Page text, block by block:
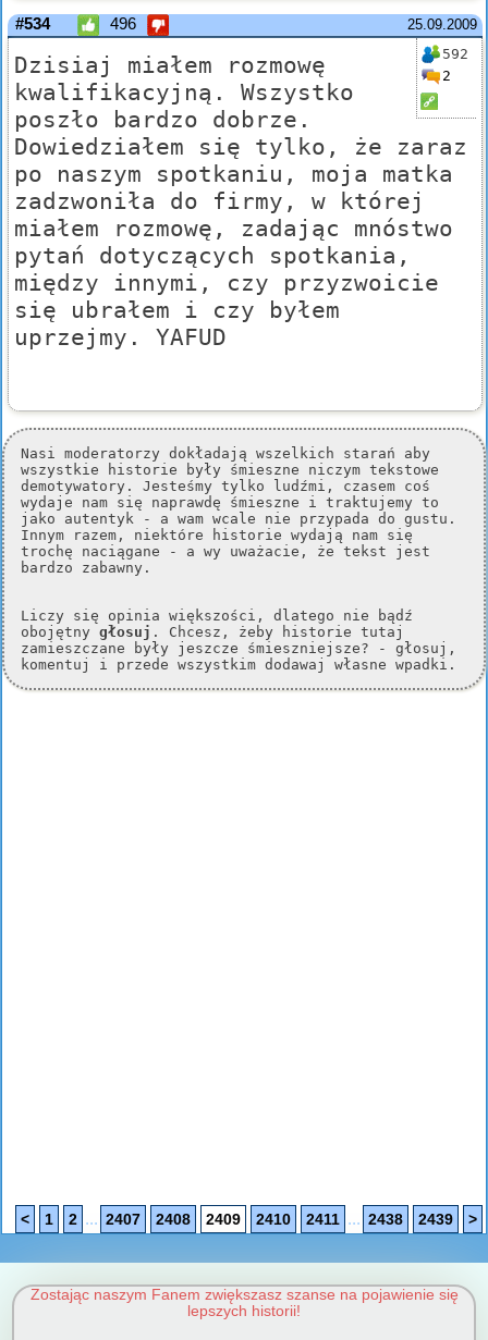
25.09.2009
#534 496
592
2
Dzisiaj miałem rozmowę
kwalifikacyjną. Wszystko
poszło bardzo dobrze.
Dowiedziałem się tylko, że zaraz
po naszym spotkaniu, moja matka
zadzwoniła do firmy, w której
miałem rozmowę, zadając mnóstwo
pytań dotyczących spotkania,
między innymi, czy przyzwoicie
się ubrałem i czy byłem
uprzejmy. YAFUD
Nasi moderatorzy dokładają wszelkich starań aby
wszystkie historie były śmieszne niczym tekstowe
demotywatory. Jesteśmy tylko ludźmi, czasem coś
wydaje nam się naprawdę śmieszne i traktujemy to
jako autentyk - a wam wcale nie przypada do gustu.
Innym razem, niektóre historie wydają nam się
trochę naciągane - a wy uważacie, że tekst jest
bardzo zabawny.
Liczy się opinia większości, dlatego nie bądź
obojętny głosuj . Chcesz, żeby historie tutaj
zamieszczane były jeszcze śmieszniejsze? - głosuj,
komentuj i przede wszystkim dodawaj własne wpadki.
< 1 2 ... 2407 2408 2409 2410 2411 ... 2438 2439 >
Zostając naszym Fanem zwiększasz szanse na pojawienie się
lepszych historii!